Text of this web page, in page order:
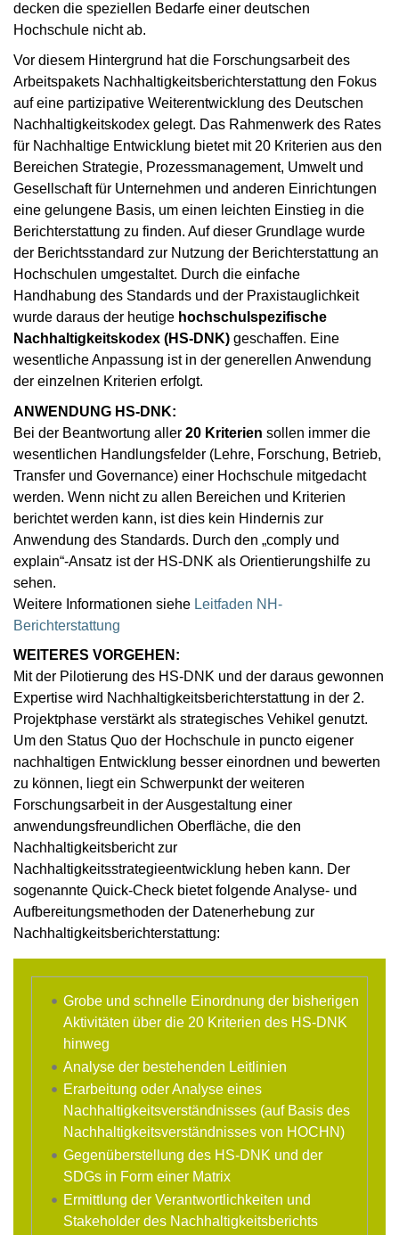
decken die speziellen Bedarfe einer deutschen
Hochschule nicht ab.
Vor diesem Hintergrund hat die Forschungsarbeit des
Arbeitspakets Nachhaltigkeitsberichterstattung den Fokus
auf eine partizipative Weiterentwicklung des Deutschen
Nachhaltigkeitskodex gelegt. Das Rahmenwerk des Rates
für Nachhaltige Entwicklung bietet mit 20 Kriterien aus den
Bereichen Strategie, Prozessmanagement, Umwelt und
Gesellschaft für Unternehmen und anderen Einrichtungen
eine gelungene Basis, um einen leichten Einstieg in die
Berichterstattung zu finden. Auf dieser Grundlage wurde
der Berichtsstandard zur Nutzung der Berichterstattung an
Hochschulen umgestaltet. Durch die einfache
Handhabung des Standards und der Praxistauglichkeit
wurde daraus der heutige hochschulspezifische
Nachhaltigkeitskodex (HS-DNK) geschaffen. Eine
wesentliche Anpassung ist in der generellen Anwendung
der einzelnen Kriterien erfolgt.
ANWENDUNG HS-DNK:
Bei der Beantwortung aller 20 Kriterien sollen immer die
wesentlichen Handlungsfelder (Lehre, Forschung, Betrieb,
Transfer und Governance) einer Hochschule mitgedacht
werden. Wenn nicht zu allen Bereichen und Kriterien
berichtet werden kann, ist dies kein Hindernis zur
Anwendung des Standards. Durch den „comply und
explain“-Ansatz ist der HS-DNK als Orientierungshilfe zu
sehen.
Weitere Informationen siehe Leitfaden NH-
Berichterstattung
WEITERES VORGEHEN:
Mit der Pilotierung des HS-DNK und der daraus gewonnen
Expertise wird Nachhaltigkeitsberichterstattung in der 2.
Projektphase verstärkt als strategisches Vehikel genutzt.
Um den Status Quo der Hochschule in puncto eigener
nachhaltigen Entwicklung besser einordnen und bewerten
zu können, liegt ein Schwerpunkt der weiteren
Forschungsarbeit in der Ausgestaltung einer
anwendungsfreundlichen Oberfläche, die den
Nachhaltigkeitsbericht zur
Nachhaltigkeitsstrategieentwicklung heben kann. Der
sogenannte Quick-Check bietet folgende Analyse- und
Aufbereitungsmethoden der Datenerhebung zur
Nachhaltigkeitsberichterstattung:
Grobe und schnelle Einordnung der bisherigen
Aktivitäten über die 20 Kriterien des HS-DNK
hinweg
Analyse der bestehenden Leitlinien
Erarbeitung oder Analyse eines
Nachhaltigkeitsverständnisses (auf Basis des
Nachhaltigkeitsverständnisses von HOCHN)
Gegenüberstellung des HS-DNK und der
SDGs in Form einer Matrix
Ermittlung der Verantwortlichkeiten und
Stakeholder des Nachhaltigkeitsberichts